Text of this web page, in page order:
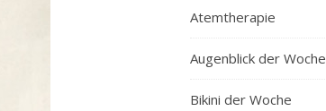
Atemtherapie
Augenblick der Woche
Bikini der Woche